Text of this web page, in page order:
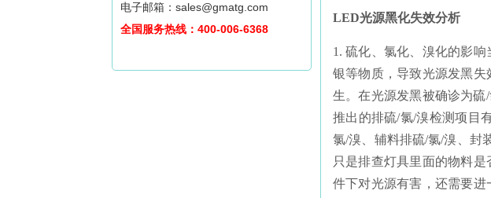
电子邮箱：sales@gmatg.com
全国服务热线：400-006-6368
LED光源黑化失效分析
1. 硫化、氯化、溴化的影
银等物质，导致光源发黑
生。在光源发黑被确诊为
推出的排硫/氯/溴检测项目
氯/溴、辅料排硫/氯/溴、封
只是排查灯具里面的物料
件下对光源有害，还需要